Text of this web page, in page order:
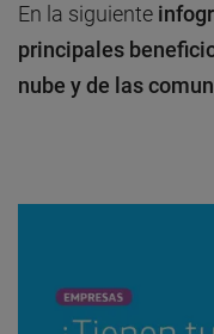
En la siguiente
principales
nube y de las